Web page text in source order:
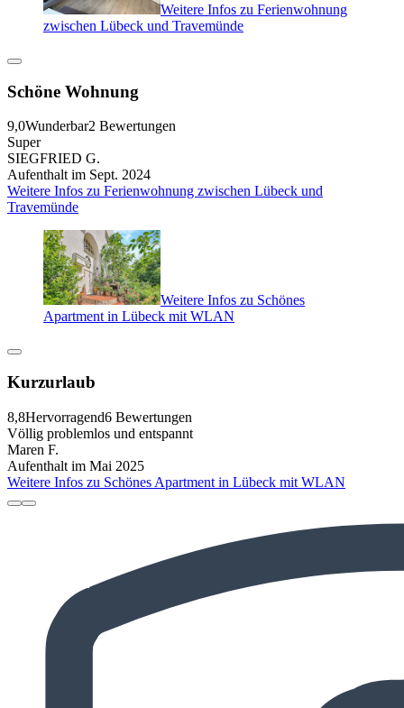
Weitere Infos zu Ferienwohnung
zwischen Lübeck und Travemünde
Schöne Wohnung
9,0Wunderbar2 Bewertungen
Super
SIEGFRIED G.
Aufenthalt im Sept. 2024
Weitere Infos zu Ferienwohnung zwischen Lübeck und
Travemünde
Weitere Infos zu Schönes
Apartment in Lübeck mit WLAN
Kurzurlaub
8,8Hervorragend6 Bewertungen
Völlig problemlos und entspannt
Maren F.
Aufenthalt im Mai 2025
Weitere Infos zu Schönes Apartment in Lübeck mit WLAN